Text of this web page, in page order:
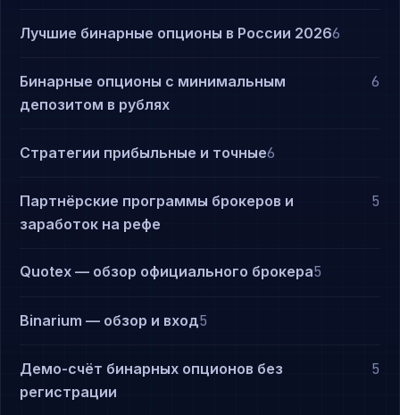
Лучшие бинарные опционы в России 20266
Бинарные опционы с минимальным
депозитом в рублях
6
Стратегии прибыльные и точные6
Партнёрские программы брокеров и
заработок на рефе
5
Quotex — обзор официального брокера5
Binarium — обзор и вход5
Демо-счёт бинарных опционов без
регистрации
5